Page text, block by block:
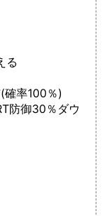
る
確率100％)
防御30％ダウ